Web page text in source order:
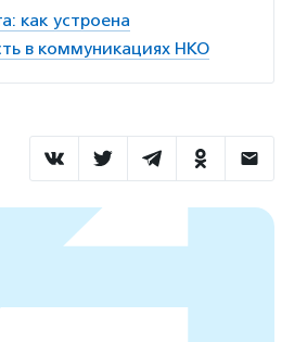
как устроена
в коммуникациях НКО